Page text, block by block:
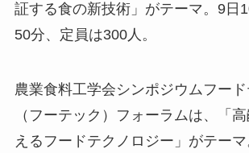
証する食の新技術」がテーマ。9日
50分、定員は300人。
農業食料工学会シンポジウムフー
（フーテック）フォーラムは、「
えるフードテクノロジー」がテー